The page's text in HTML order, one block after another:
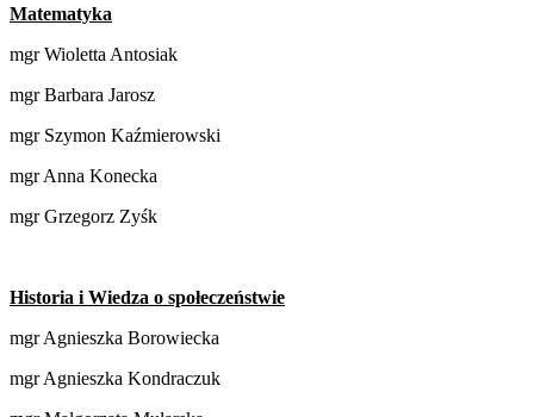
Matematyka
mgr Wioletta Antosiak
mgr Barbara Jarosz
mgr Szymon Kaźmierowski
mgr Anna Konecka
mgr Grzegorz Zyśk
Historia i Wiedza o społeczeństwie
mgr Agnieszka Borowiecka
mgr Agnieszka Kondraczuk